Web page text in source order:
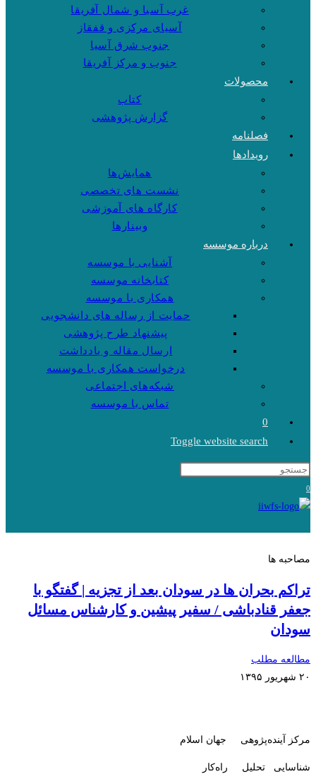
غرب آسیا و شمال آفریقا
آسیای مرکزی و قفقاز
جنوب شرق آسیا
جنوب و مرکز آفریقا
محصولات
کتاب
گزارش پژوهشی
فصلنامه
رویدادها
همایش‌ها
نشست های تخصصی
کارگاه های آموزشی
وبینارها
درباره موسسه
آشنایی با موسسه
کتابخانه موسسه
همکاری با موسسه
حمایت از رساله های دانشجویی
پیشنهاد طرح پژوهشی
ارسال مقاله و یادداشت
درخواست همکاری با موسسه
شبکه‌های اجتماعی
تماس با موسسه
0
Toggle website search
0
مصاحبه ها
تراکم بحران ها در سودان بعد از تجزیه | گفتگو با
جعفر قنادباشی / سفیر پیشین و کارشناس مسائل
سودان
مطالعه مطلب
۲۰ شهریور ۱۳۹۵
مرکز آینده‌پژوهی جهان اسلام
شناسایی تحلیل راه‌کار